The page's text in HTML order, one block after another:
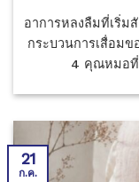
อาการหลงลืมที่เริ่ม
กระบวนการเสื่อม
4 คุณหมอที่
21
ก.ค.